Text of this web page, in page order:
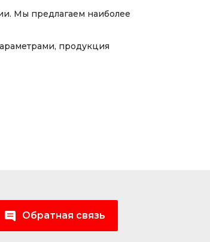
Мы предлагаем наиболее
продукция
Обратная связь